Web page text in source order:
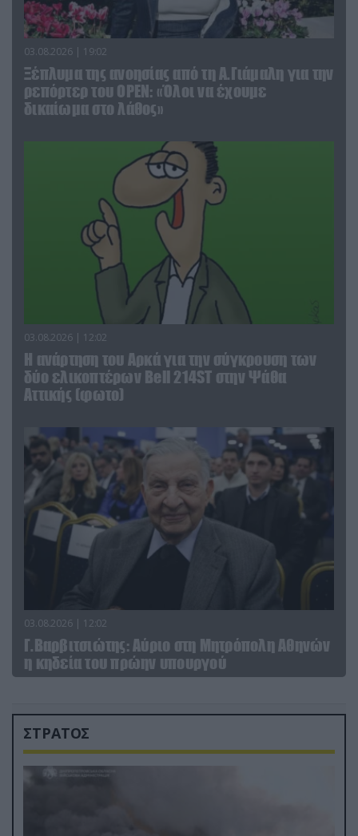
03.08.2026 | 19:02
Ξέπλυμα της ανοησίας από τη Α.Γιάμαλη για την
ρεπόρτερ του ΟΡΕΝ: «Όλοι να έχουμε
δικαίωμα στο λάθος»
03.08.2026 | 12:02
Η ανάρτηση του Αρκά για την σύγκρουση των
δύο ελικοπτέρων Bell 214ST στην Ψάθα
Αττικής (φωτο)
03.08.2026 | 12:02
Γ.Βαρβιτσιώτης: Aύριο στη Μητρόπολη Αθηνών
η κηδεία του πρώην υπουργού
ΣΤΡΑΤΟΣ